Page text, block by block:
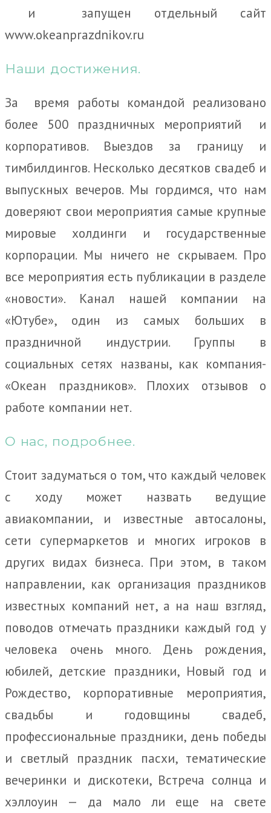
и запущен отдельный сайт
www.okeanprazdnikov.ru
Наши достижения.
За время работы командой реализовано
более 500 праздничных мероприятий и
корпоративов. Выездов за границу и
тимбилдингов. Несколько десятков свадеб и
выпускных вечеров. Мы гордимся, что нам
доверяют свои мероприятия самые крупные
мировые холдинги и государственные
корпорации. Мы ничего не скрываем. Про
все мероприятия есть публикации в разделе
«новости». Канал нашей компании на
«Ютубе», один из самых больших в
праздничной индустрии. Группы в
социальных сетях названы, как компания-
«Океан праздников». Плохих отзывов о
работе компании нет.
О нас, подробнее.
Стоит задуматься о том, что каждый человек
с ходу может назвать ведущие
авиакомпании, и известные автосалоны,
сети супермаркетов и многих игроков в
других видах бизнеса. При этом, в таком
направлении, как организация праздников
известных компаний нет, а на наш взгляд,
поводов отмечать праздники каждый год у
человека очень много. День рождения,
юбилей, детские праздники, Новый год и
Рождество, корпоративные мероприятия,
свадьбы и годовщины свадеб,
профессиональные праздники, день победы
и светлый праздник пасхи, тематические
вечеринки и дискотеки, Встреча солнца и
хэллоуин — да мало ли еще на свете